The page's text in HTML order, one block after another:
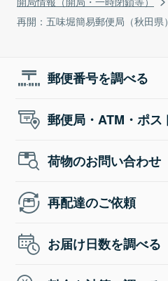
再開：五味堀簡易郵便局（秋田県）
郵便番号を調べる
郵便局・ATM・ポス
荷物のお問い合わせ
再配達のご依頼
お届け日数を調べる